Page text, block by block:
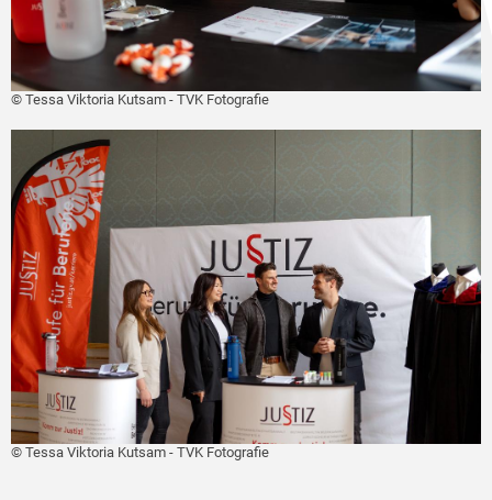
© Tessa Viktoria Kutsam - TVK Fotografie
© Tessa Viktoria Kutsam - TVK Fotografie